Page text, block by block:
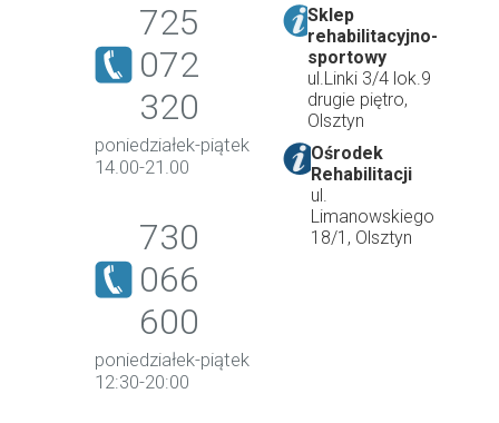
725
072
320
poniedziałek-piątek
14.00-21.00
730
066
600
poniedziałek-piątek
12:30-20:00
Sklep
rehabilitacyjno-
sportowy
ul.Linki 3/4 lok.9
drugie piętro,
Olsztyn
Ośrodek
Rehabilitacji
ul.
Limanowskiego
18/1, Olsztyn